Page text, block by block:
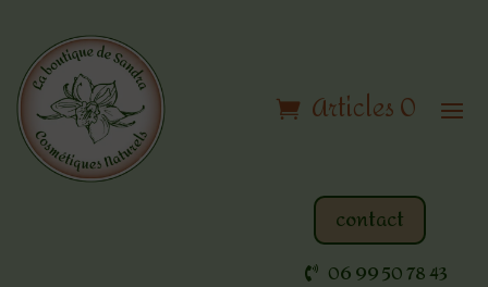
Articles 0
contact
06 99 50 78 43